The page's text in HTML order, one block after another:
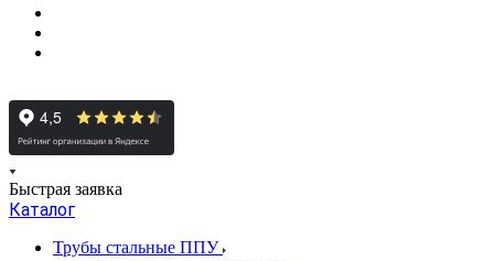
Быстрая заявка
Каталог
Трубы стальные ППУ